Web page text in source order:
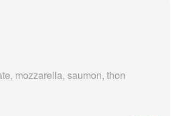
mozzarella, saumon, thon